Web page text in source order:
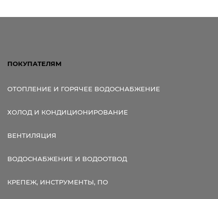
ПОКУПАТЕЛЯМ
ОТОПЛЕНИЕ И ГОРЯЧЕЕ ВОДОСНАБЖЕНИЕ
ХОЛОД И КОНДИЦИОНИРОВАНИЕ
ВЕНТИЛЯЦИЯ
ВОДОСНАБЖЕНИЕ И ВОДООТВОД
КРЕПЕЖ, ИНСТРУМЕНТЫ, ПО